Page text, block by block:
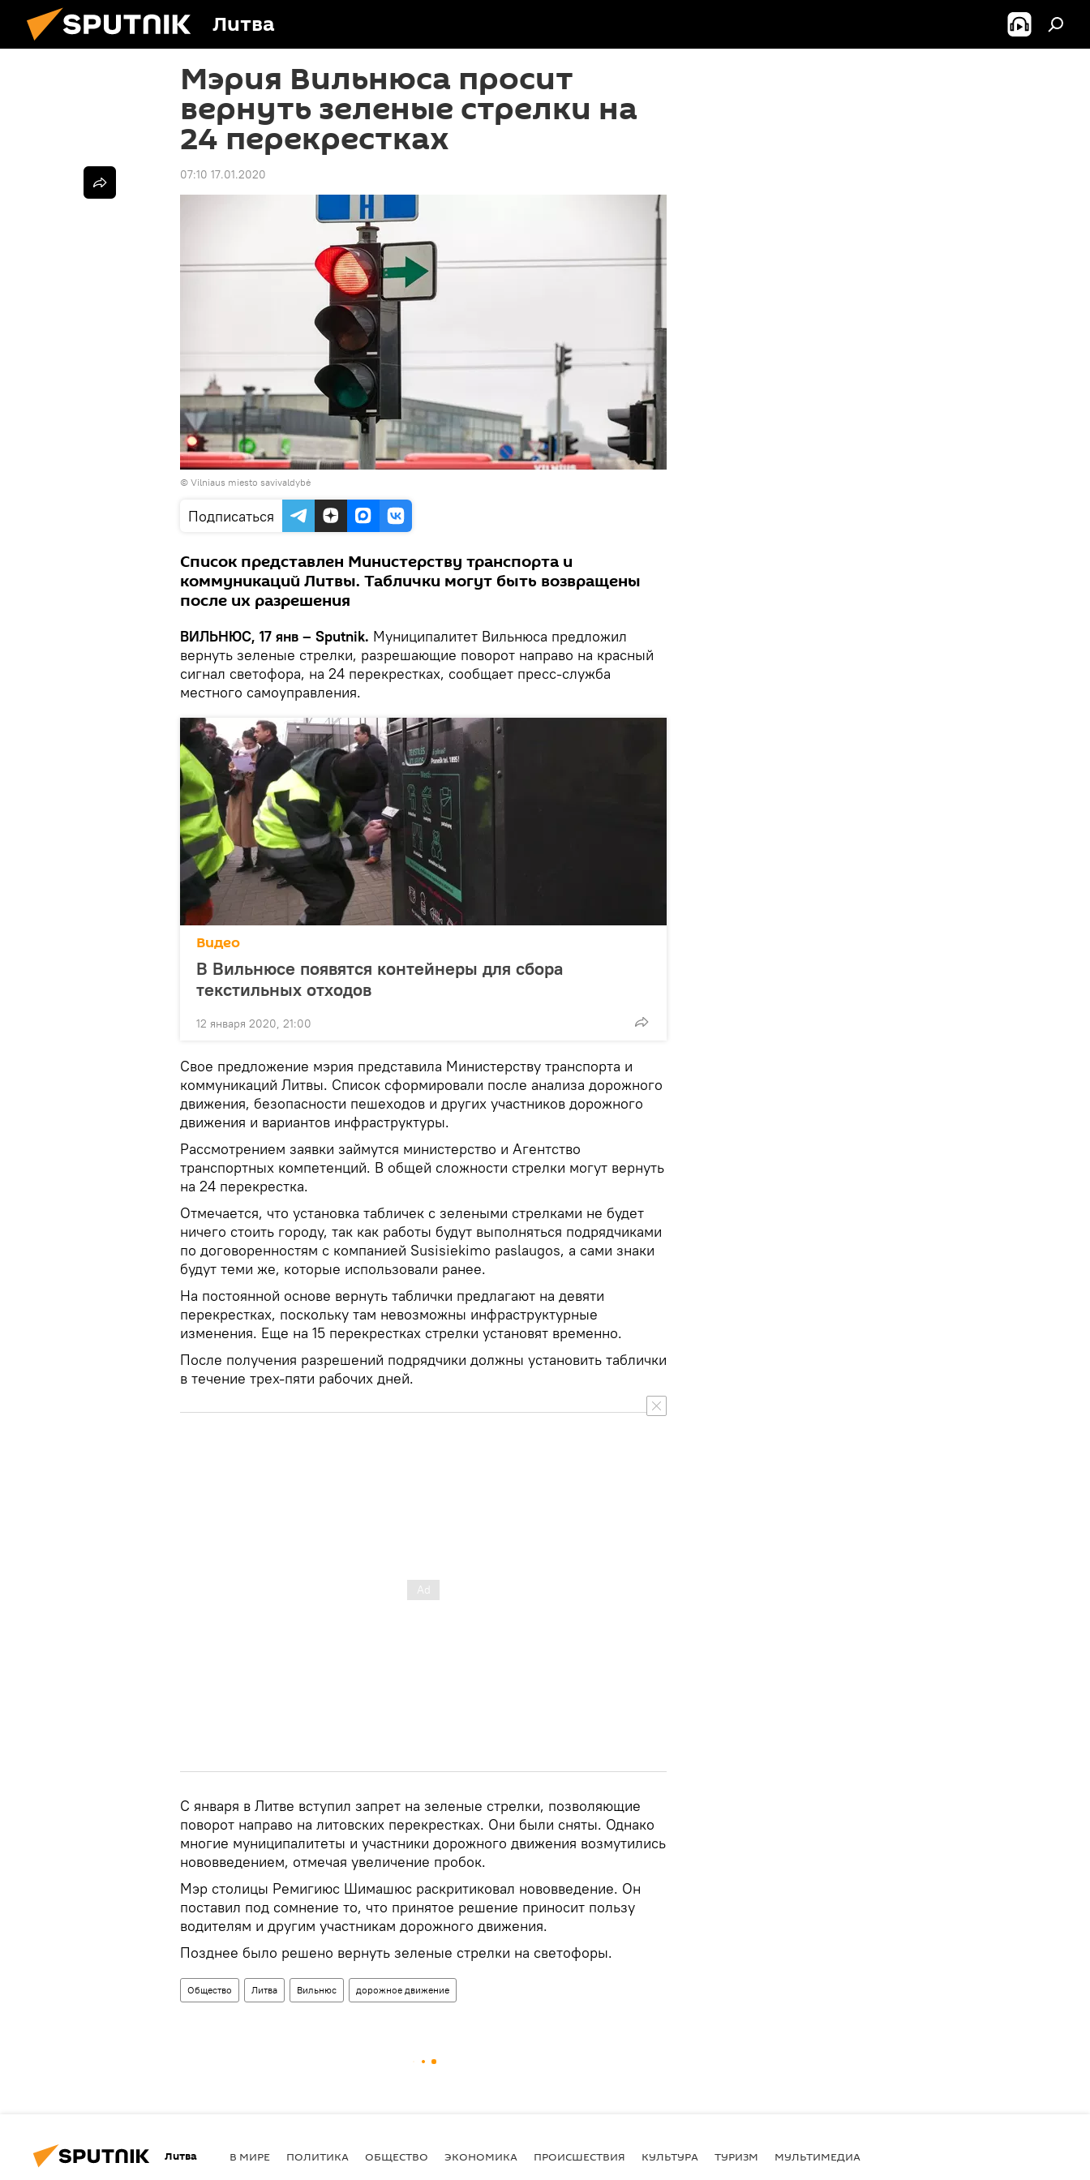
Литва
Мэрия Вильнюса просит
вернуть зеленые стрелки на
24 перекрестках
07:10 17.01.2020
© Vilniaus miesto savivaldybė
Подписаться
Список представлен Министерству транспорта и
коммуникаций Литвы. Таблички могут быть возвращены
после их разрешения
ВИЛЬНЮС, 17 янв – Sputnik. Муниципалитет Вильнюса предложил
вернуть зеленые стрелки, разрешающие поворот направо на красный
сигнал светофора, на 24 перекрестках, сообщает пресс-служба
местного самоуправления.
Видео
В Вильнюсе появятся контейнеры для сбора
текстильных отходов
12 января 2020, 21:00
Свое предложение мэрия представила Министерству транспорта и
коммуникаций Литвы. Список сформировали после анализа дорожного
движения, безопасности пешеходов и других участников дорожного
движения и вариантов инфраструктуры.
Рассмотрением заявки займутся министерство и Агентство
транспортных компетенций. В общей сложности стрелки могут вернуть
на 24 перекрестка.
Отмечается, что установка табличек с зелеными стрелками не будет
ничего стоить городу, так как работы будут выполняться подрядчиками
по договоренностям с компанией Susisiekimo paslaugos, а сами знаки
будут теми же, которые использовали ранее.
На постоянной основе вернуть таблички предлагают на девяти
перекрестках, поскольку там невозможны инфраструктурные
изменения. Еще на 15 перекрестках стрелки установят временно.
После получения разрешений подрядчики должны установить таблички
в течение трех-пяти рабочих дней.
С января в Литве вступил запрет на зеленые стрелки, позволяющие
поворот направо на литовских перекрестках. Они были сняты. Однако
многие муниципалитеты и участники дорожного движения возмутились
нововведением, отмечая увеличение пробок.
Мэр столицы Ремигиюс Шимашюс раскритиковал нововведение. Он
поставил под сомнение то, что принятое решение приносит пользу
водителям и другим участникам дорожного движения.
Позднее было решено вернуть зеленые стрелки на светофоры.
Общество Литва Вильнюс дорожное движение
Литва В МИРЕ ПОЛИТИКА ОБЩЕСТВО ЭКОНОМИКА ПРОИСШЕСТВИЯ КУЛЬТУРА ТУРИЗМ МУЛЬТИМЕДИА